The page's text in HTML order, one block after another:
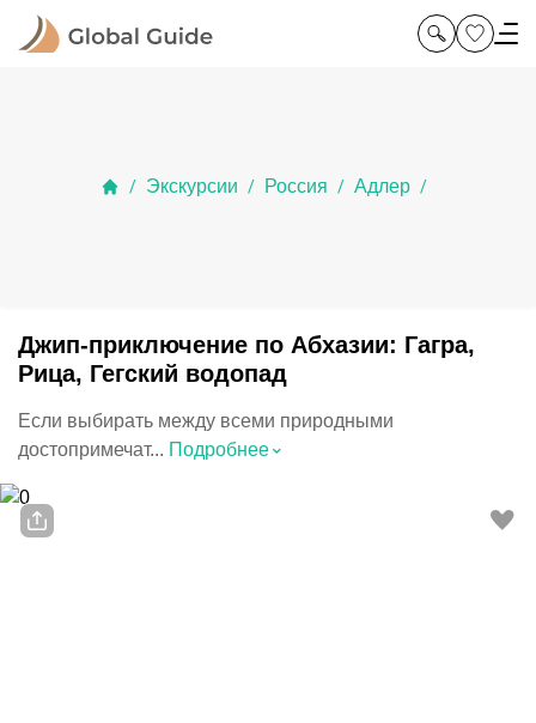
/ Экскурсии / Россия / Адлер /
Джип-приключение по Абхазии: Гагра,
Рица, Гегский водопад
Если выбирать между всеми природными
достопримечат... Подробнее⌃